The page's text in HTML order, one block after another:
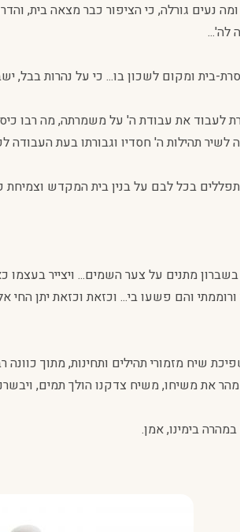
ומה נעים גורלה, כי הציפור כבר מצאה
לה'...
בית ומקום לשכון בו... כי על נהרות בבל,
לעבוד את עבודת ה' על משמרתה, מה רבו
תהילות ה' חסדיו וגבורתו בעת העבודה
בכל לבם על בנין בית המקדש
בשברון מתנים על צער השמים... ויצייר
והם פשעו בי... וכזאת וכזאת יתן
מזמורי תהילים ותחינות, מתוך כוונה
את משיחו, משיח צדקנו הולך תמים,
בימינו, אמן.